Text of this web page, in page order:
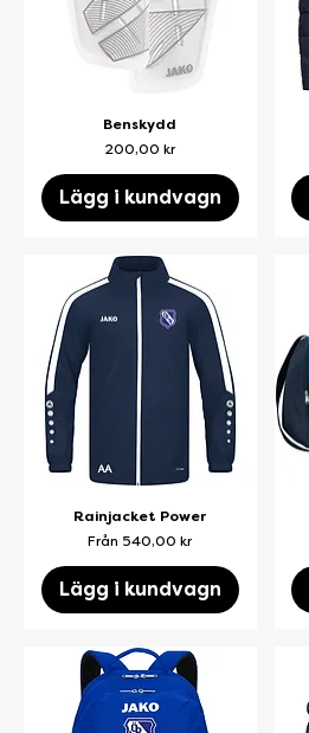
Benskydd
Pris
200,00 kr
Lägg i kundvagn
Rainjacket Power
Från 540,00 kr
Reapris
Lägg i kundvagn